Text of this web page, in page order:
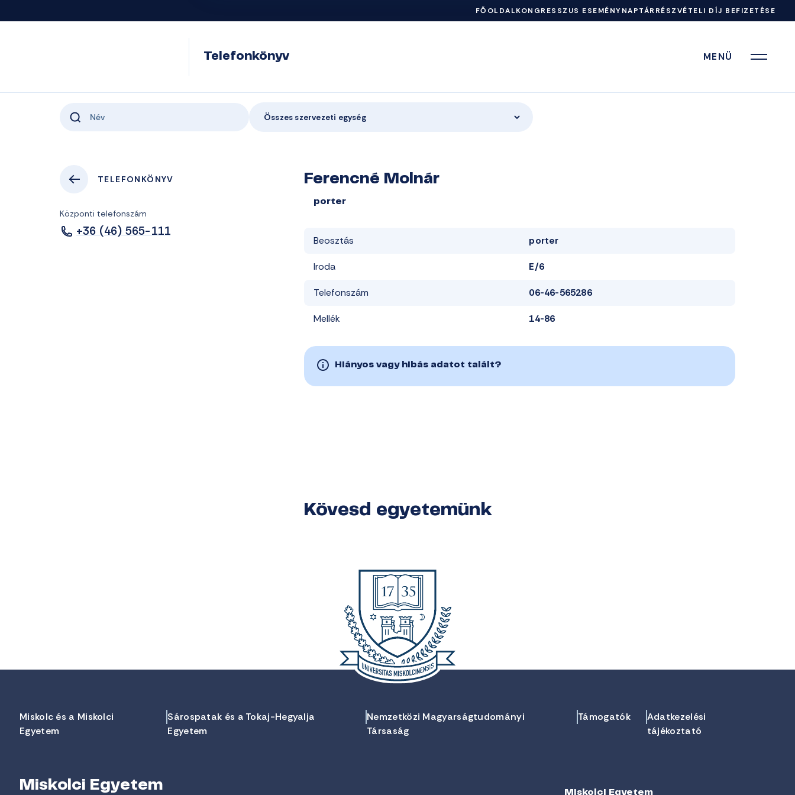
FŐOLDALKONGRESSZUS ESEMÉNYNAPTÁRRÉSZVÉTELI DÍJ BEFIZETÉSE
Telefonkönyv MENÜ
Összes szervezeti egység
TELEFONKÖNYV
Központi telefonszám
+36 (46) 565-111
Ferencné Molnár
porter
Beosztás porter
Iroda E/6
Telefonszám 06-46-565286
Mellék 14-86
Hiányos vagy hibás adatot talált?
Kövesd egyetemünk
Miskolc és a Miskolci
Egyetem
Sárospatak és a Tokaj-Hegyalja
Egyetem
Nemzetközi Magyarságtudományi
Társaság
Támogatók
Adatkezelési
tájékoztató
Miskolci Egyetem Miskolci Egyetem